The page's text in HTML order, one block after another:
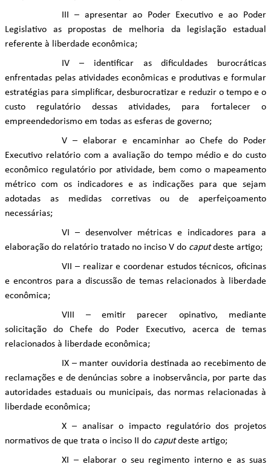
III – apresentar ao Poder Executivo e ao Poder
Legislativo as propostas de melhoria da legislação estadual
referente à liberdade econômica;
IV – identificar as dificuldades burocráticas
enfrentadas pelas atividades econômicas e produtivas e formular
estratégias para simplificar, desburocratizar e reduzir o tempo e o
custo regulatório dessas atividades, para fortalecer o
empreendedorismo em todas as esferas de governo;
V – elaborar e encaminhar ao Chefe do Poder
Executivo relatório com a avaliação do tempo médio e do custo
econômico regulatório por atividade, bem como o mapeamento
métrico com os indicadores e as indicações para que sejam
adotadas as medidas corretivas ou de aperfeiçoamento
necessárias;
VI – desenvolver métricas e indicadores para a
elaboração do relatório tratado no inciso V do caputdeste artigo;
VII – realizar e coordenar estudos técnicos, oficinas
e encontros para a discussão de temas relacionados à liberdade
econômica;
VIII – emitir parecer opinativo, mediante
solicitação do Chefe do Poder Executivo, acerca de temas
relacionados à liberdade econômica;
IX – manter ouvidoria destinada ao recebimento de
reclamações e de denúncias sobre a inobservância, por parte das
autoridades estaduais ou municipais, das normas relacionadas à
liberdade econômica;
X – analisar o impacto regulatório dos projetos
normativos de que trata o inciso II do caputdeste artigo;
XI – elaborar o seu regimento interno e as suas